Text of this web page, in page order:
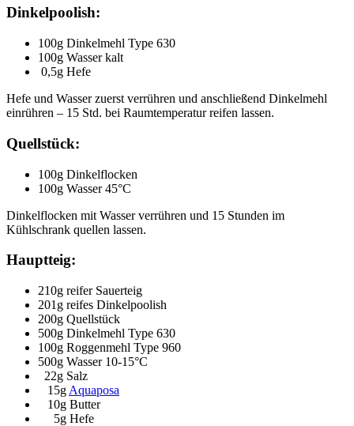
Dinkelpoolish:
100g Dinkelmehl Type 630
100g Wasser kalt
0,5g Hefe
Hefe und Wasser zuerst verrühren und anschließend Dinkelmehl
einrühren – 15 Std. bei Raumtemperatur reifen lassen.
Quellstück:
100g Dinkelflocken
100g Wasser 45°C
Dinkelflocken mit Wasser verrühren und 15 Stunden im
Kühlschrank quellen lassen.
Hauptteig:
210g reifer Sauerteig
201g reifes Dinkelpoolish
200g Quellstück
500g Dinkelmehl Type 630
100g Roggenmehl Type 960
500g Wasser 10-15°C
22g Salz
15g Aquaposa
10g Butter
5g Hefe